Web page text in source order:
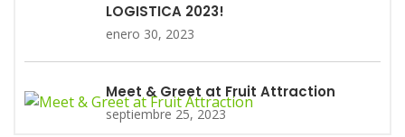
LOGISTICA 2023!
enero 30, 2023
Meet & Greet at Fruit Attraction
septiembre 25, 2023